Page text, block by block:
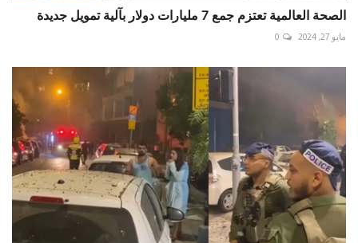
الصحة العالمية تعتزم جمع 7 مليارات دولار بآلية تمويل جديدة
مايو 27, 2024 0